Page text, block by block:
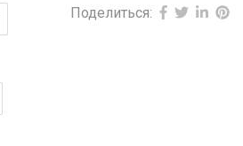
Поделиться: